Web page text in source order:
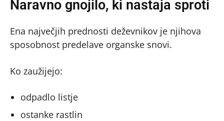
Naravno gnojilo, ki nastaja sproti
Ena največjih prednosti deževnikov je njihova
sposobnost predelave organske snovi.
Ko zaužijejo:
odpadlo listje
ostanke rastlin